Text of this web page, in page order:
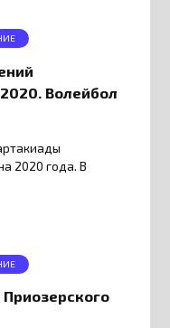
Волейбол
2020 года. В